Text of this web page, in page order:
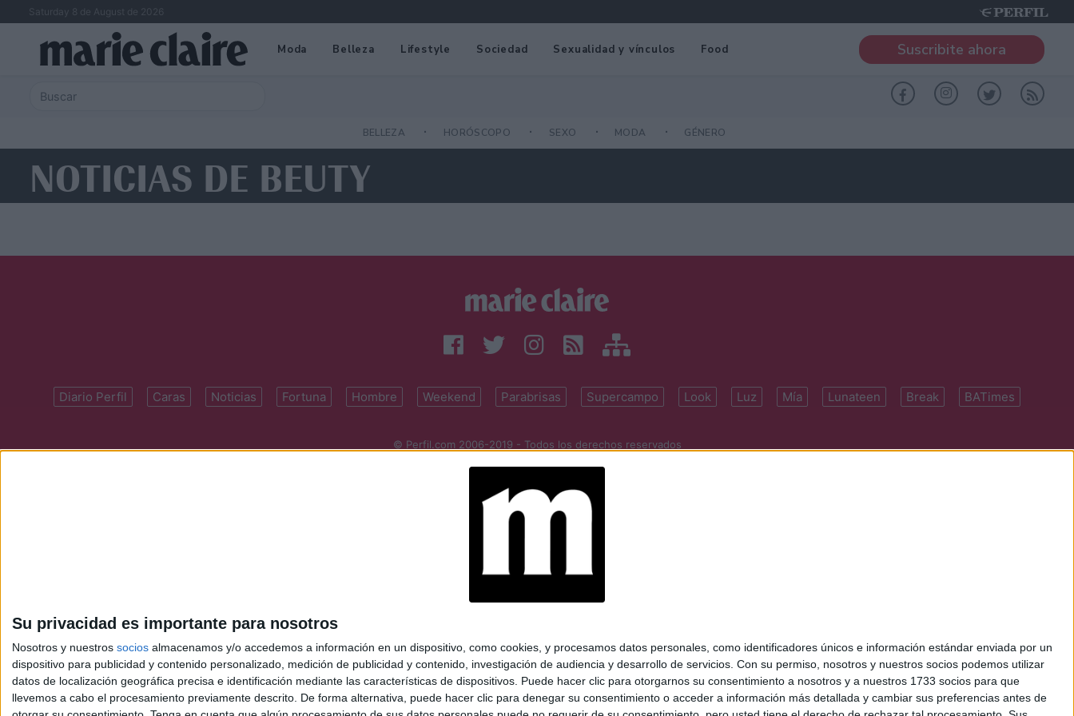
Su privacidad es importante para nosotros
Nosotros y nuestros socios almacenamos y/o accedemos a información en un dispositivo, como cookies, y procesamos datos personales, como identificadores únicos e información estándar enviada por un
dispositivo para publicidad y contenido personalizado, medición de publicidad y contenido, investigación de audiencia y desarrollo de servicios. Con su permiso, nosotros y nuestros socios podemos utilizar
datos de localización geográfica precisa e identificación mediante las características de dispositivos. Puede hacer clic para otorgarnos su consentimiento a nosotros y a nuestros 1733 socios para que
llevemos a cabo el procesamiento previamente descrito. De forma alternativa, puede hacer clic para denegar su consentimiento o acceder a información más detallada y cambiar sus preferencias antes de
Saturday 8 de August de 2026
Moda Belleza Lifestyle Sociedad Sexualidad y vínculos Food Suscribite ahora
BELLEZA HORÓSCOPO SEXO MODA GÉNERO
NOTICIAS DE BEUTY
Diario Perfil Caras Noticias Fortuna Hombre Weekend Parabrisas Supercampo Look Luz Mía Lunateen Break BATimes
© Perfil.com 2006-2019 - Todos los derechos reservados
perfilcom@perfil.com| Propietario: Diario Perfil S.A.